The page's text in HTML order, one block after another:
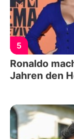
5
Ronaldo
Jahren den